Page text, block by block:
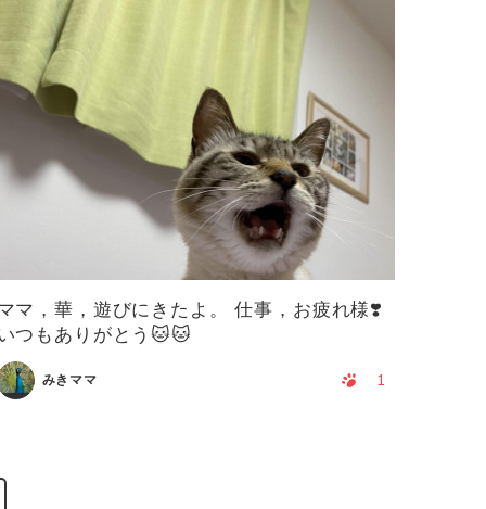
マ，華，遊びにきたよ。 仕事，お疲れ様❣️
つもありがとう🐱🐱
みきママ 1